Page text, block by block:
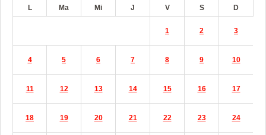
L Ma Mi J V S D
1 2 3
4 5 6 7 8 9 10
11 12 13 14 15 16 17
18 19 20 21 22 23 24